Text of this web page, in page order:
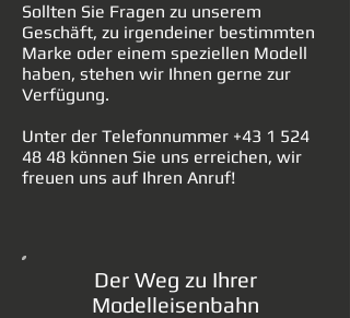
Sollten Sie Fragen zu unserem
Geschäft, zu irgendeiner bestimmten
Marke oder einem speziellen Modell
haben, stehen wir Ihnen gerne zur
Verfügung.
Unter der Telefonnummer +43 1 524
48 48 können Sie uns erreichen, wir
freuen uns auf Ihren Anruf!
Der Weg zu Ihrer
Modelleisenbahn